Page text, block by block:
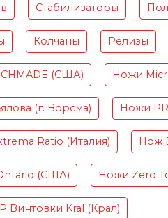
Стабилизаторы
Колчаны Релизы
(США) Ножи
(г. Ворсма) Ножи
Ratio (Италия) Нож
(США) Ножи Zero
Винтовки Kral (Крал)